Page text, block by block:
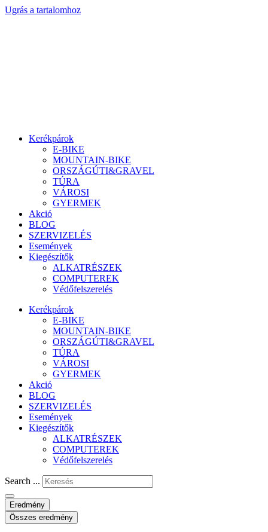
Ugrás a tartalomhoz
Kerékpárok
E-BIKE
MOUNTAIN-BIKE
ORSZÁGÚTI&GRAVEL
TÚRA
VÁROSI
GYERMEK
Akció
BLOG
SZERVIZELÉS
Események
Kiegészítők
ALKATRÉSZEK
COMPUTEREK
Védőfelszerelés
Kerékpárok
E-BIKE
MOUNTAIN-BIKE
ORSZÁGÚTI&GRAVEL
TÚRA
VÁROSI
GYERMEK
Akció
BLOG
SZERVIZELÉS
Események
Kiegészítők
ALKATRÉSZEK
COMPUTEREK
Védőfelszerelés
Search ...
Eredmény
Összes eredmény